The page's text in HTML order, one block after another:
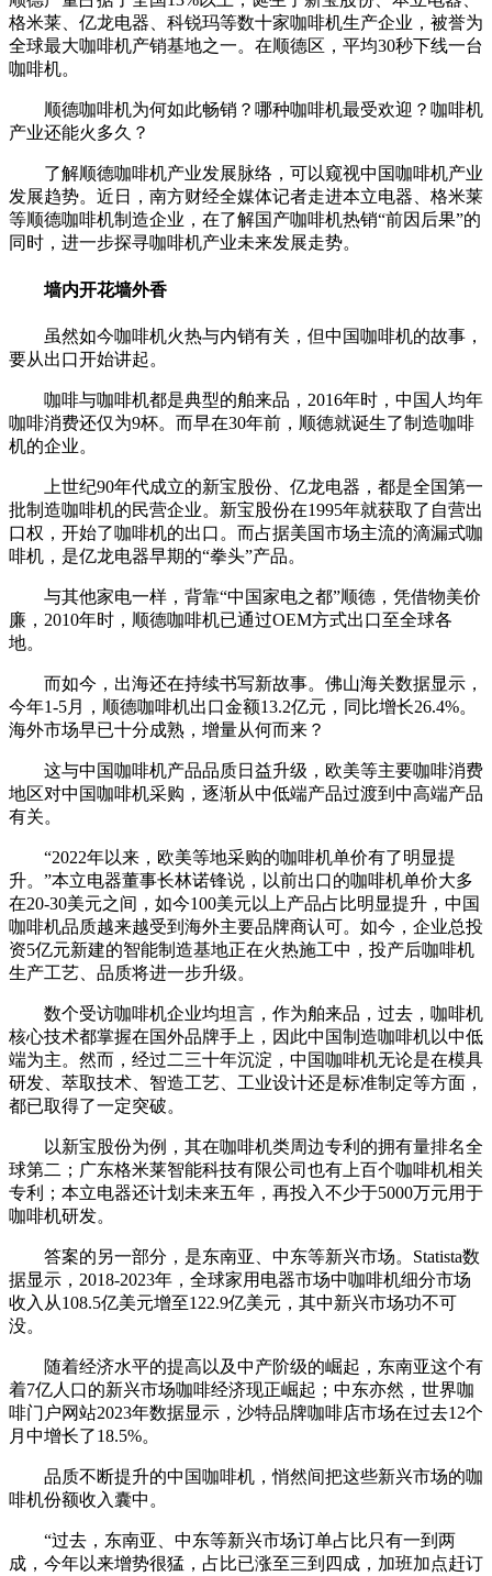
格米莱、亿龙电器、科锐玛等数十家咖啡机生产企业，被誉为
全球最大咖啡机产销基地之一。在顺德区，平均30秒下线一台
咖啡机。
顺德咖啡机为何如此畅销？哪种咖啡机最受欢迎？咖啡机
产业还能火多久？
了解顺德咖啡机产业发展脉络，可以窥视中国咖啡机产业
发展趋势。近日，南方财经全媒体记者走进本立电器、格米莱
等顺德咖啡机制造企业，在了解国产咖啡机热销“前因后果”的
同时，进一步探寻咖啡机产业未来发展走势。
墙内开花墙外香
虽然如今咖啡机火热与内销有关，但中国咖啡机的故事，
要从出口开始讲起。
咖啡与咖啡机都是典型的舶来品，2016年时，中国人均年
咖啡消费还仅为9杯。而早在30年前，顺德就诞生了制造咖啡
机的企业。
上世纪90年代成立的新宝股份、亿龙电器，都是全国第一
批制造咖啡机的民营企业。新宝股份在1995年就获取了自营出
口权，开始了咖啡机的出口。而占据美国市场主流的滴漏式咖
啡机，是亿龙电器早期的“拳头”产品。
与其他家电一样，背靠“中国家电之都”顺德，凭借物美价
廉，2010年时，顺德咖啡机已通过OEM方式出口至全球各
地。
而如今，出海还在持续书写新故事。佛山海关数据显示，
今年1-5月，顺德咖啡机出口金额13.2亿元，同比增长26.4%。
海外市场早已十分成熟，增量从何而来？
这与中国咖啡机产品品质日益升级，欧美等主要咖啡消费
地区对中国咖啡机采购，逐渐从中低端产品过渡到中高端产品
有关。
“2022年以来，欧美等地采购的咖啡机单价有了明显提
升。”本立电器董事长林诺锋说，以前出口的咖啡机单价大多
在20-30美元之间，如今100美元以上产品占比明显提升，中国
咖啡机品质越来越受到海外主要品牌商认可。如今，企业总投
资5亿元新建的智能制造基地正在火热施工中，投产后咖啡机
生产工艺、品质将进一步升级。
数个受访咖啡机企业均坦言，作为舶来品，过去，咖啡机
核心技术都掌握在国外品牌手上，因此中国制造咖啡机以中低
端为主。然而，经过二三十年沉淀，中国咖啡机无论是在模具
研发、萃取技术、智造工艺、工业设计还是标准制定等方面，
都已取得了一定突破。
以新宝股份为例，其在咖啡机类周边专利的拥有量排名全
球第二；广东格米莱智能科技有限公司也有上百个咖啡机相关
专利；本立电器还计划未来五年，再投入不少于5000万元用于
咖啡机研发。
答案的另一部分，是东南亚、中东等新兴市场。Statista数
据显示，2018-2023年，全球家用电器市场中咖啡机细分市场
收入从108.5亿美元增至122.9亿美元，其中新兴市场功不可
没。
随着经济水平的提高以及中产阶级的崛起，东南亚这个有
着7亿人口的新兴市场咖啡经济现正崛起；中东亦然，世界咖
啡门户网站2023年数据显示，沙特品牌咖啡店市场在过去12个
月中增长了18.5%。
品质不断提升的中国咖啡机，悄然间把这些新兴市场的咖
啡机份额收入囊中。
“过去，东南亚、中东等新兴市场订单占比只有一到两
成，今年以来增势很猛，占比已涨至三到四成，加班加点赶订